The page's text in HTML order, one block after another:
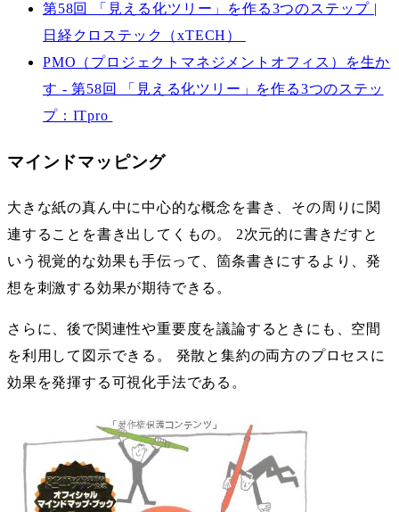
第58回 「見える化ツリー」を作る3つのステップ |
日経クロステック（xTECH）
PMO（プロジェクトマネジメントオフィス）を生か
す - 第58回 「見える化ツリー」を作る3つのステッ
プ：ITpro
マインドマッピング
大きな紙の真ん中に中心的な概念を書き、その周りに関
連することを書き出してくもの。 2次元的に書きだすと
いう視覚的な効果も手伝って、箇条書きにするより、発
想を刺激する効果が期待できる。
さらに、後で関連性や重要度を議論するときにも、空間
を利用して図示できる。 発散と集約の両方のプロセスに
効果を発揮する可視化手法である。